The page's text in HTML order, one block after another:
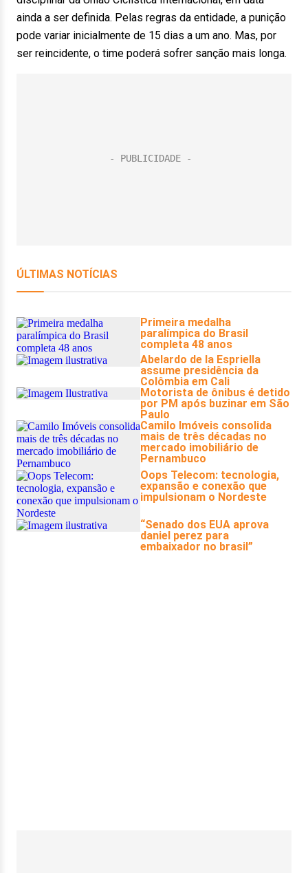
ainda a ser definida. Pelas regras da entidade, a punição
pode variar inicialmente de 15 dias a um ano. Mas, por
ser reincidente, o time poderá sofrer sanção mais longa.